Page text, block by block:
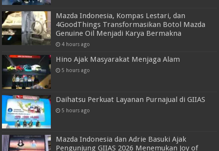
Mazda Indonesia, Kompas Lestari, dan
4GoodThings Transformasikan Botol Mazda
Genuine Oil Menjadi Karya Bermakna
4 hours ago
Hino Ajak Masyarakat Menjaga Alam
5 hours ago
Daihatsu Perkuat Layanan Purnajual di GIIAS
5 hours ago
Mazda Indonesia dan Adrie Basuki Ajak
Pengunjung GIIAS 2026 Menemukan Joy of